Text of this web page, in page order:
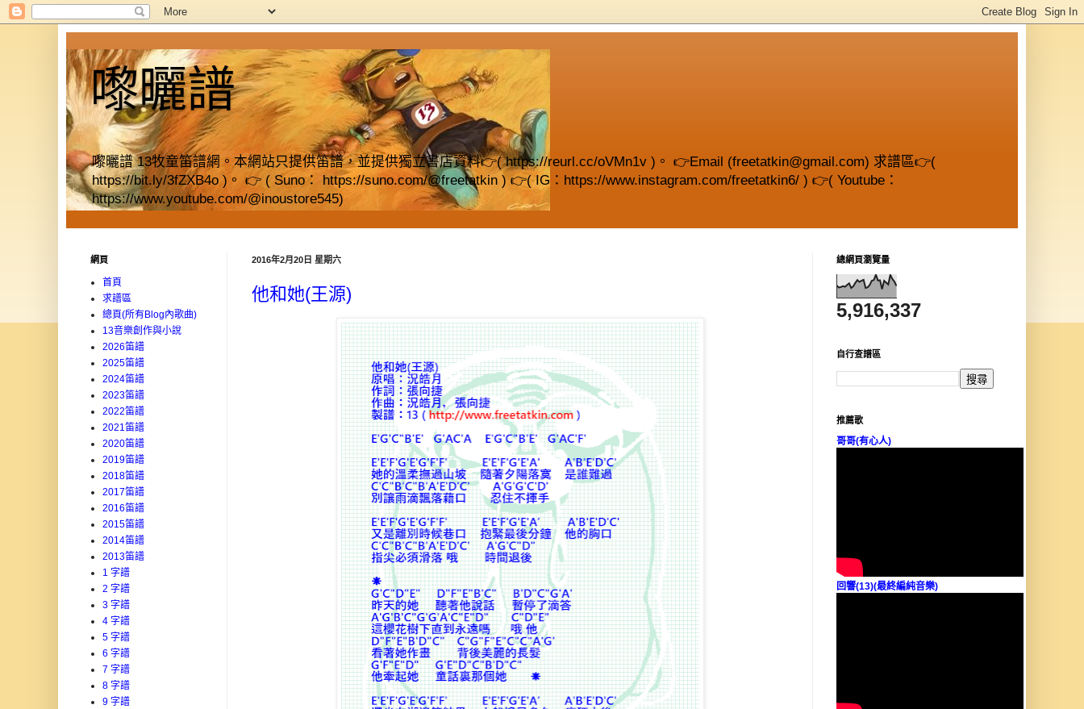
嚟曬譜
嚟曬譜 13牧童笛譜網。本網站只提供笛譜，並提供獨立書店資料👉( https://reurl.cc/oVMn1v )。 👉Email (freetatkin@gmail.com) 求譜區👉(
https://bit.ly/3fZXB4o )。 👉 ( Suno： https://suno.com/@freetatkin ) 👉( IG：https://www.instagram.com/freetatkin6/ ) 👉( Youtube：
https://www.youtube.com/@inoustore545)
2016年2月20日 星期六
他和她(王源)
網頁
首頁
求譜區
總頁(所有Blog內歌曲)
13音樂創作與小說
2026笛譜
2025笛譜
2024笛譜
2023笛譜
2022笛譜
2021笛譜
2020笛譜
2019笛譜
2018笛譜
2017笛譜
2016笛譜
2015笛譜
2014笛譜
2013笛譜
1 字譜
2 字譜
3 字譜
4 字譜
5 字譜
6 字譜
7 字譜
8 字譜
9 字譜
總網頁瀏覽量
5,916,337
自行查譜區
推薦歌
哥哥(有心人)
回響(13)(最終編純音樂)